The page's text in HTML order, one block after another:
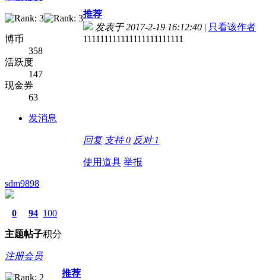
博币
358
活跃度
147
现金券
63
发消息
推荐
发表于 2017-2-19 16:12:40 | 只看该作者
111111111111111111111111
回复 支持0 反对 1
使用道具 举报
sdm9898
0
主题
94
帖子
100
积分
注册会员
推荐